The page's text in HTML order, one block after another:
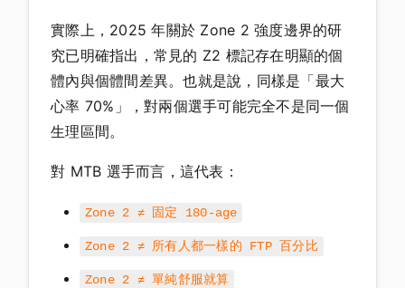
實際上，2025 年關於 Zone 2 強度邊界的研
究已明確指出，常見的 Z2 標記存在明顯的個
體內與個體間差異。也就是說，同樣是「最大
心率 70%」，對兩個選手可能完全不是同一個
生理區間。
對 MTB 選手而言，這代表：
Zone 2 ≠ 固定 180-age
Zone 2 ≠ 所有人都一樣的 FTP 百分比
Zone 2 ≠ 單純舒服就算